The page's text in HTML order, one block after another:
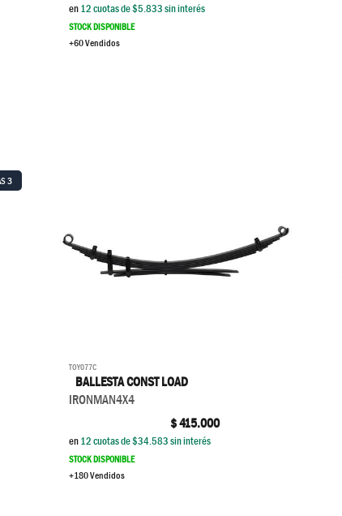
en12cuotas de $5.833sin interés
STOCK DISPONIBLE
+60 Vendidos
3
TOY077C
BALLESTA CONST LOAD
IRONMAN4X4
$415.000
en12cuotas de $34.583sin interés
STOCK DISPONIBLE
+180 Vendidos